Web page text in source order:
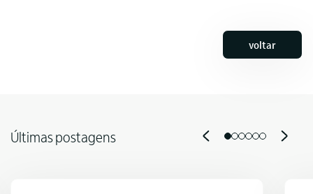
voltar
Últimas postagens